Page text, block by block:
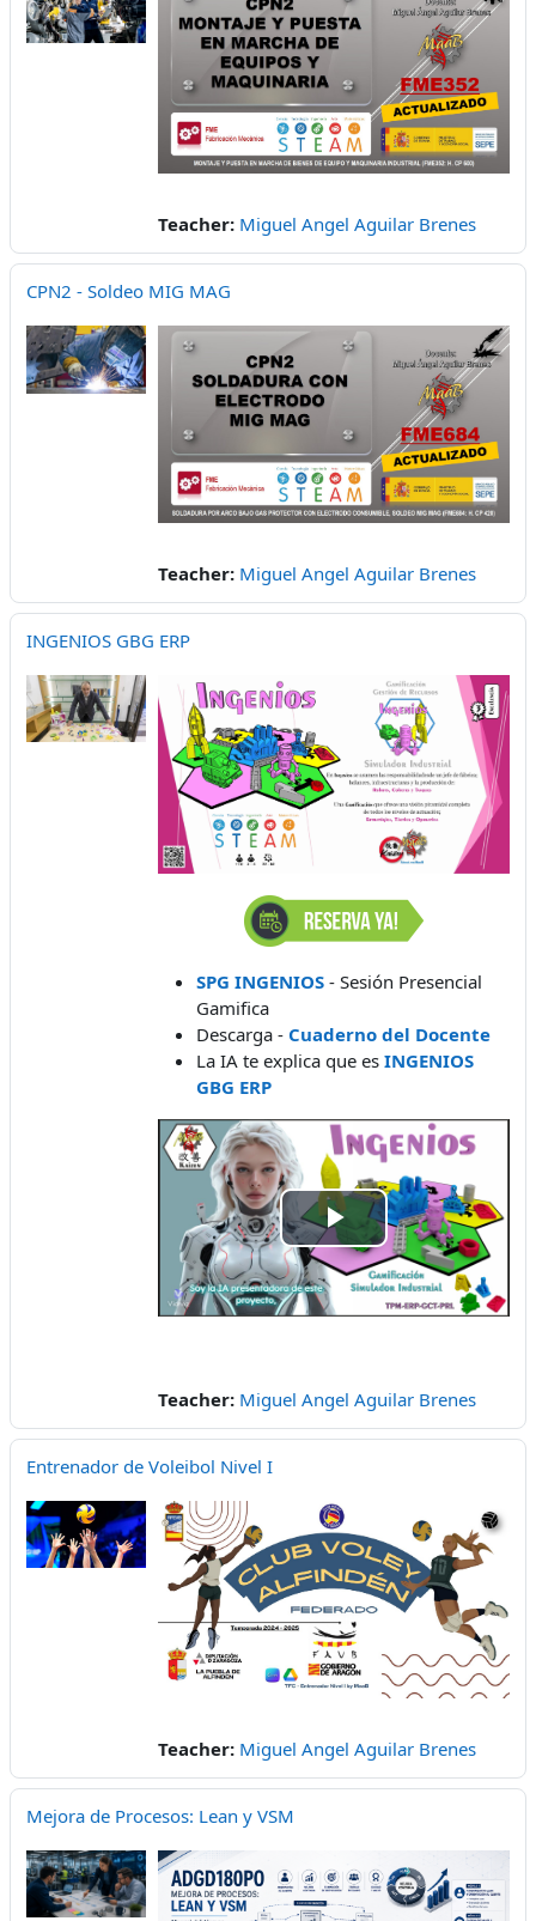
Teacher: Miguel Angel Aguilar Brenes
CPN2 - Soldeo MIG MAG
Teacher: Miguel Angel Aguilar Brenes
INGENIOS GBG ERP
SPG INGENIOS - Sesión Presencial
Gamifica
Descarga - Cuaderno del Docente
La IA te explica que es INGENIOS
GBG ERP
Play
Video
Teacher: Miguel Angel Aguilar Brenes
Entrenador de Voleibol Nivel I
Teacher: Miguel Angel Aguilar Brenes
Mejora de Procesos: Lean y VSM